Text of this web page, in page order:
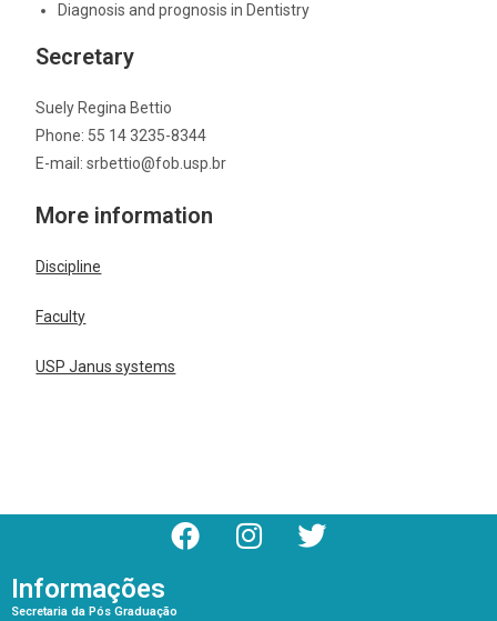
Diagnosis and prognosis in Dentistry
Secretary
Suely Regina Bettio
Phone: 55 14 3235-8344
E-mail: srbettio@fob.usp.br
More information
Discipline
Faculty
USP Janus systems
Informações
Secretaria da Pós Graduação